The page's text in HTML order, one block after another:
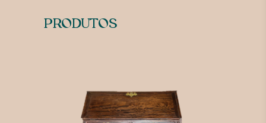
PRODUTOS